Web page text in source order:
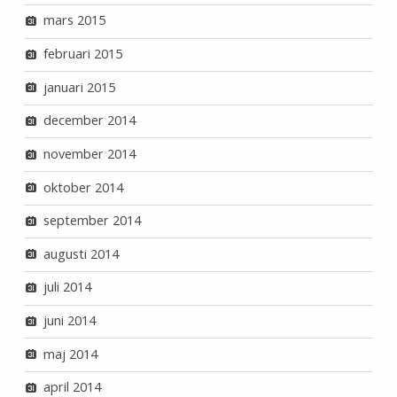
mars 2015
februari 2015
januari 2015
december 2014
november 2014
oktober 2014
september 2014
augusti 2014
juli 2014
juni 2014
maj 2014
april 2014